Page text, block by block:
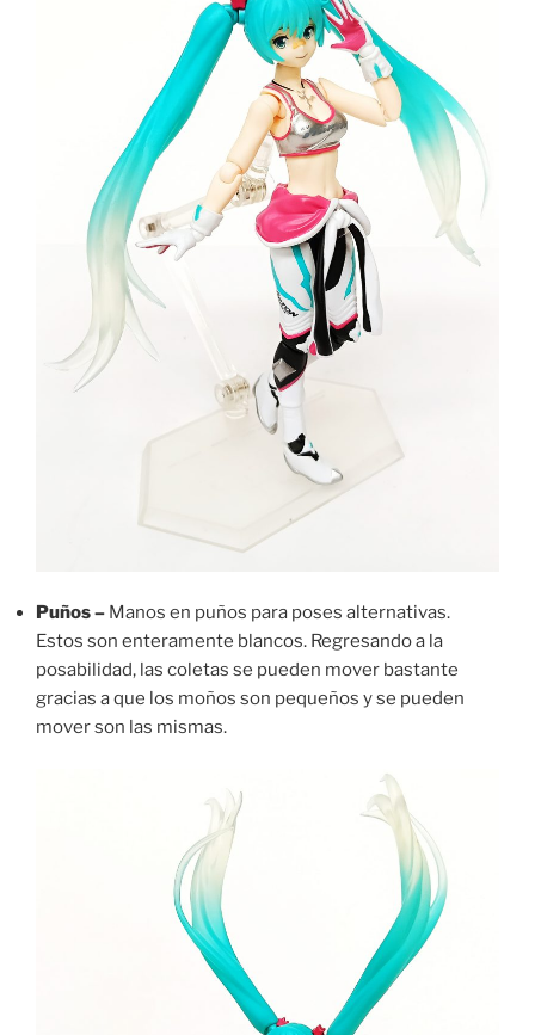
Puños – Manos en puños para poses alternativas.
Estos son enteramente blancos. Regresando a la
posabilidad, las coletas se pueden mover bastante
gracias a que los moños son pequeños y se pueden
mover son las mismas.